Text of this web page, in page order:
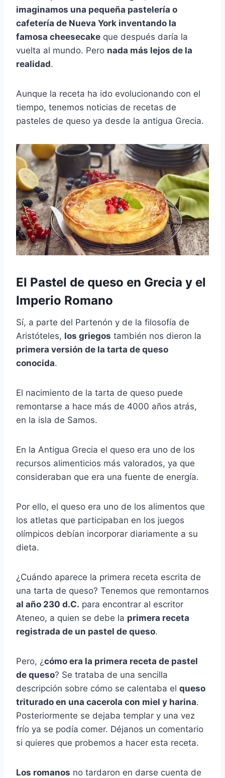
imaginamos una pequeña pastelería o
cafetería de Nueva York inventando la
famosa cheesecake que después daría la
vuelta al mundo. Pero nada más lejos de la
realidad.
Aunque la receta ha ido evolucionando con el
tiempo, tenemos noticias de recetas de
pasteles de queso ya desde la antigua Grecia.
El Pastel de queso en Grecia y el
Imperio Romano
Sí, a parte del Partenón y de la filosofía de
Aristóteles, los griegos también nos dieron la
primera versión de la tarta de queso
conocida.
El nacimiento de la tarta de queso puede
remontarse a hace más de 4000 años atrás,
en la isla de Samos.
En la Antigua Grecia el queso era uno de los
recursos alimenticios más valorados, ya que
consideraban que era una fuente de energía.
Por ello, el queso era uno de los alimentos que
los atletas que participaban en los juegos
olímpicos debían incorporar diariamente a su
dieta.
¿Cuándo aparece la primera receta escrita de
una tarta de queso? Tenemos que remontarnos
al año 230 d.C. para encontrar al escritor
Ateneo, a quien se debe la primera receta
registrada de un pastel de queso.
Pero, ¿cómo era la primera receta de pastel
de queso? Se trataba de una sencilla
descripción sobre cómo se calentaba el queso
triturado en una cacerola con miel y harina.
Posteriormente se dejaba templar y una vez
frío ya se podía comer. Déjanos un comentario
si quieres que probemos a hacer esta receta.
Los romanos no tardaron en darse cuenta de